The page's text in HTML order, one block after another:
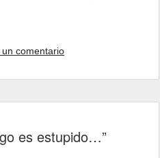
un comentario
es estupido…”